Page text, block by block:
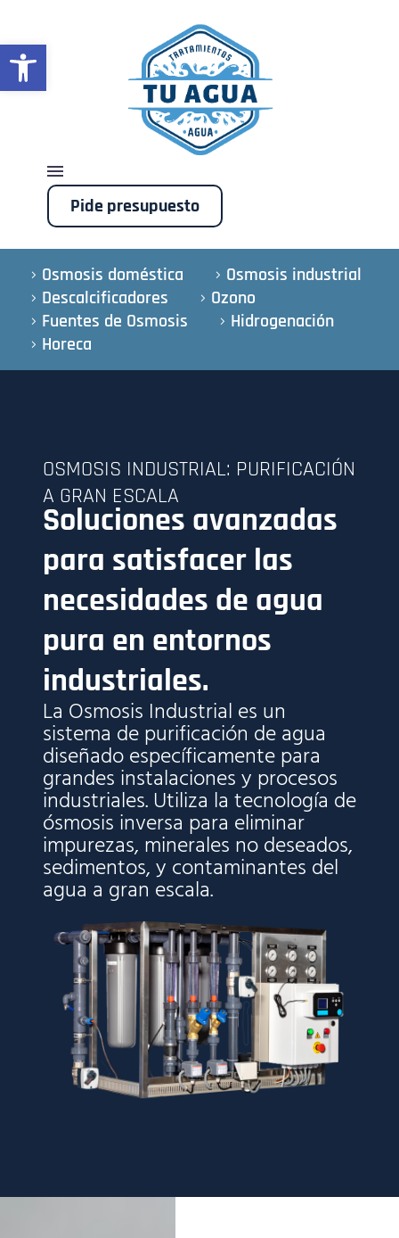
Abrir barra de herramientas
Pide presupuesto
Osmosis doméstica
Osmosis industrial
Descalcificadores
Ozono
Fuentes de Osmosis
Hidrogenación
Horeca
OSMOSIS INDUSTRIAL: PURIFICACIÓN
A GRAN ESCALA
Soluciones avanzadas
para satisfacer las
necesidades de agua
pura en entornos
industriales.
La Osmosis Industrial es un
sistema de purificación de agua
diseñado específicamente para
grandes instalaciones y procesos
industriales. Utiliza la tecnología de
ósmosis inversa para eliminar
impurezas, minerales no deseados,
sedimentos, y contaminantes del
agua a gran escala.